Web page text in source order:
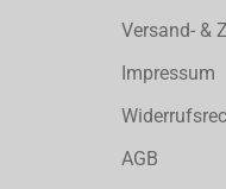
Versand- &
Impressum
AGB